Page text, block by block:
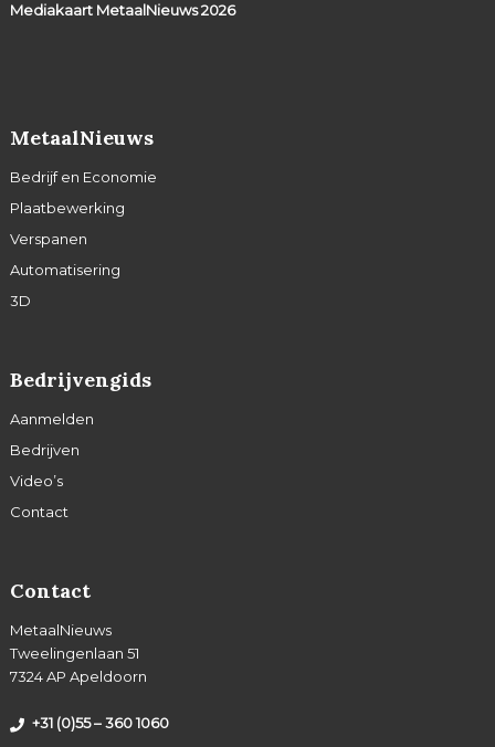
Mediakaart MetaalNieuws2026
MetaalNieuws
Bedrijf en Economie
Plaatbewerking
Verspanen
Automatisering
3D
Bedrijvengids
Aanmelden
Bedrijven
Video’s
Contact
Contact
MetaalNieuws
Tweelingenlaan 51
7324 AP Apeldoorn
+31 (0)55 – 360 1060